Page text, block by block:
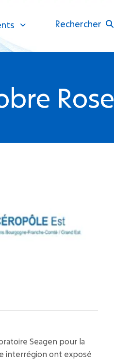
Rechercher
ok
Rose
Seagen pour la
interrégion ont exposé